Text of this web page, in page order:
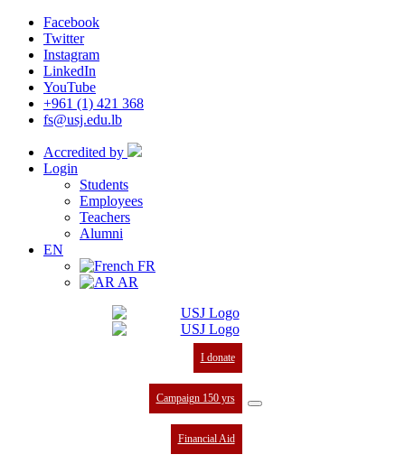
Facebook
Twitter
Instagram
LinkedIn
YouTube
+961 (1) 421 368
fs@usj.edu.lb
Accredited by
Login
Students
Employees
Teachers
Alumni
EN
FR
AR
I donate
Campaign 150 yrs
Financial Aid